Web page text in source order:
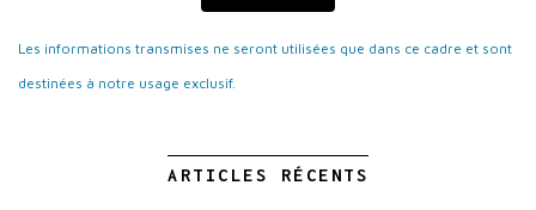
Les informations transmises ne seront utilisées que dans ce cadre et sont
destinées à notre usage exclusif.
ARTICLES RÉCENTS